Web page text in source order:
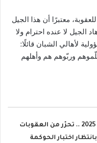
معتبرًا أن هذا الجيل
الجيل لا عنده احترام ولا
لأهالي الشبان قائلًا:
وربّوهم هم وأهلهم
الاقتصاد السوري 2025 .. تحرّر من العقوبات
اختبار الحوكمة